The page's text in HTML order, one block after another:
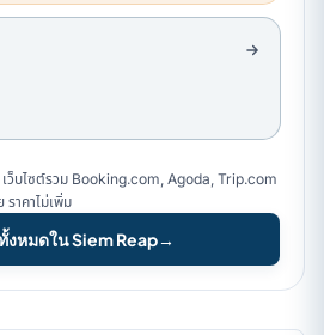
ว็บไซต์รวม Booking.com, Agoda, Trip.com
ราคาไม่เพิ่ม
งหมดใน Siem Reap→